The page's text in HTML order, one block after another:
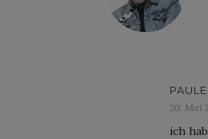
PAULE
20. Mai
ich